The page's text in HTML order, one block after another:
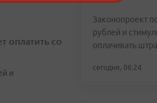
оплатить со
и
Законопроект
рублей и
оплачивать
сегодня, 06:24